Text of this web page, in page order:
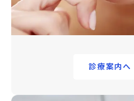
診療案内へ